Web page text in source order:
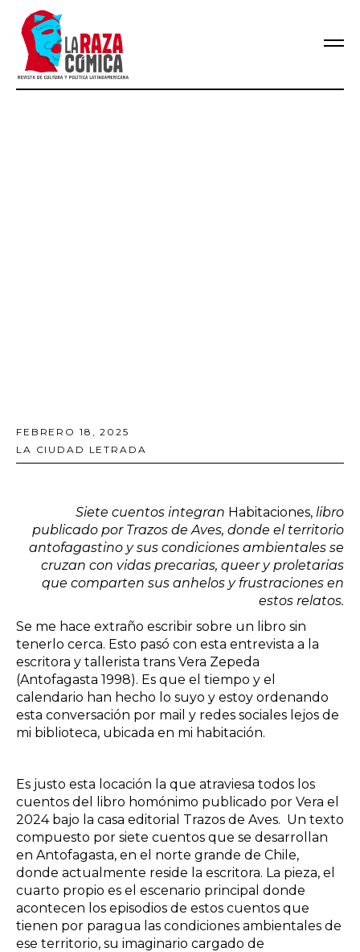
FEBRERO 18, 2025
LA CIUDAD LETRADA
Siete cuentos integran Habitaciones, libro
publicado por Trazos de Aves, donde el territorio
antofagastino y sus condiciones ambientales se
cruzan con vidas precarias, queer y proletarias
que comparten sus anhelos y frustraciones en
estos relatos.
Se me hace extraño escribir sobre un libro sin
tenerlo cerca. Esto pasó con esta entrevista a la
escritora y tallerista trans Vera Zepeda
(Antofagasta 1998). Es que el tiempo y el
calendario han hecho lo suyo y estoy ordenando
esta conversación por mail y redes sociales lejos de
mi biblioteca, ubicada en mi habitación.
Es justo esta locación la que atraviesa todos los
cuentos del libro homónimo publicado por Vera el
2024 bajo la casa editorial Trazos de Aves. Un texto
compuesto por siete cuentos que se desarrollan
en Antofagasta, en el norte grande de Chile,
donde actualmente reside la escritora. La pieza, el
cuarto propio es el escenario principal donde
acontecen los episodios de estos cuentos que
tienen por paragua las condiciones ambientales de
ese territorio, su imaginario cargado de